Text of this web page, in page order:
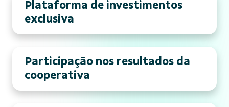
Plataforma de investimentos
exclusiva
Participação nos resultados da
cooperativa